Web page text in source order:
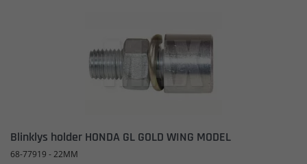
Blinklys holder HONDA GL GOLD WING MODEL
68-77919 - 22MM